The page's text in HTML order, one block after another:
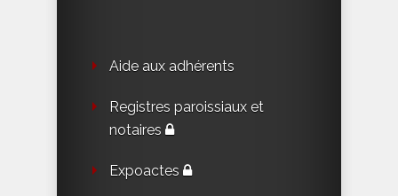
Aide aux adhérents
Registres paroissiaux et
notaires
Expoactes